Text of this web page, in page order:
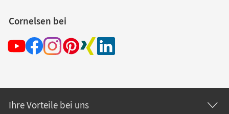
Cornelsen bei
Ihre Vorteile bei uns